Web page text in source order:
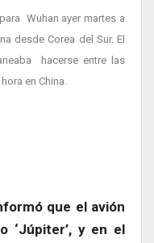
Wuhan ayer martes a
desde Corea del Sur. El
hacerse entre las
en China.
que el avión
‘Júpiter’, y en el